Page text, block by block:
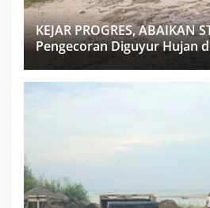
KEJAR PROGRES, ABAIKAN
Pengecoran Diguyur Hujan
Miliar Sukma Nias,
PPK Bungkam